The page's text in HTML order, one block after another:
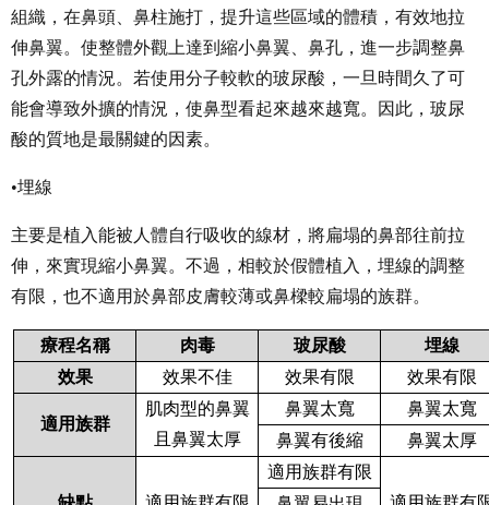
組織，在鼻頭、鼻柱施打，提升這些區域的體積，有效地拉
伸鼻翼。使整體外觀上達到縮小鼻翼、鼻孔，進一步調整鼻
孔外露的情況。若使用分子較軟的玻尿酸，一旦時間久了可
能會導致外擴的情況，使鼻型看起來越來越寬。因此，玻尿
酸的質地是最關鍵的因素。
•埋線
主要是植入能被人體自行吸收的線材，將扁塌的鼻部往前拉
伸，來實現縮小鼻翼。不過，相較於假體植入，埋線的調整
有限，也不適用於鼻部皮膚較薄或鼻樑較扁塌的族群。
療程名稱 肉毒 玻尿酸
埋線
效果
效果不佳 效果有限 效果有限
適用族群
肌肉型的鼻翼
且鼻翼太厚
鼻翼太寬
鼻翼太寬
鼻翼有後縮
鼻翼太厚
適用族群有限